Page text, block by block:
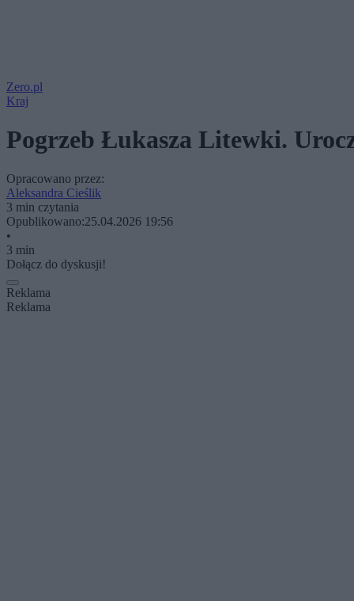
Zero.pl
Kraj
Pogrzeb Łukasza Litewki.
Opracowano przez:
Aleksandra Cieślik
3 min czytania
Opublikowano:25.04.2026 19:56
•
3 min
Dołącz do dyskusji!
Reklama
Reklama